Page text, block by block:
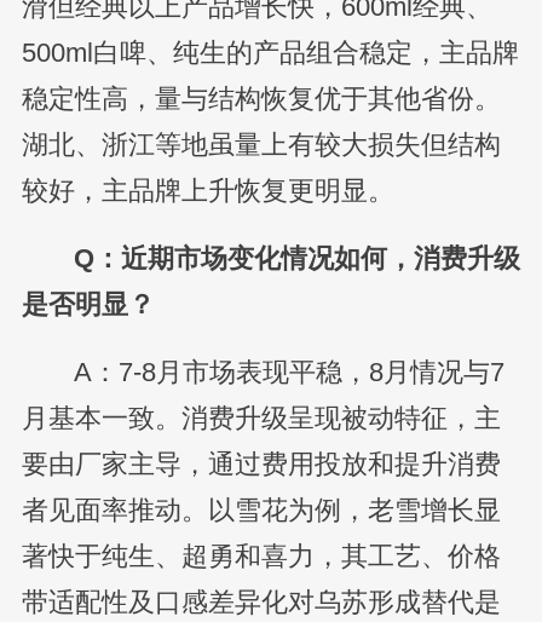
滑但经典以上产品增长快，600ml经典、
500ml白啤、纯生的产品组合稳定，主品牌
稳定性高，量与结构恢复优于其他省份。
湖北、浙江等地虽量上有较大损失但结构
较好，主品牌上升恢复更明显。
Q：近期市场变化情况如何，消费升级
是否明显？
A：7-8月市场表现平稳，8月情况与7
月基本一致。消费升级呈现被动特征，主
要由厂家主导，通过费用投放和提升消费
者见面率推动。以雪花为例，老雪增长显
著快于纯生、超勇和喜力，其工艺、价格
带适配性及口感差异化对乌苏形成替代是